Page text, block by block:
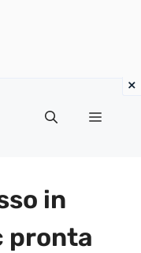
MENU
in
pronta